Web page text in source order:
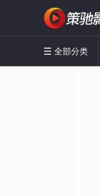
 全部分类